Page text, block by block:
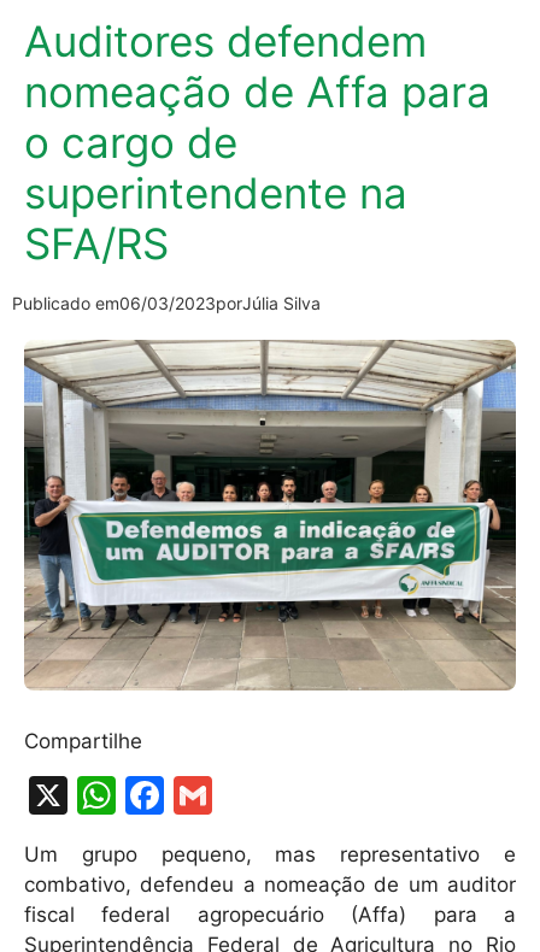
Auditores defendem
nomeação de Affa para
o cargo de
superintendente na
SFA/RS
Publicado em06/03/2023porJúlia Silva
Compartilhe
X
W
at
s
F
c
e
ai
l
Um grupo pequeno, mas representativo e
combativo, defendeu a nomeação de um auditor
fiscal federal agropecuário (Affa) para a
Superintendência Federal de Agricultura no Rio